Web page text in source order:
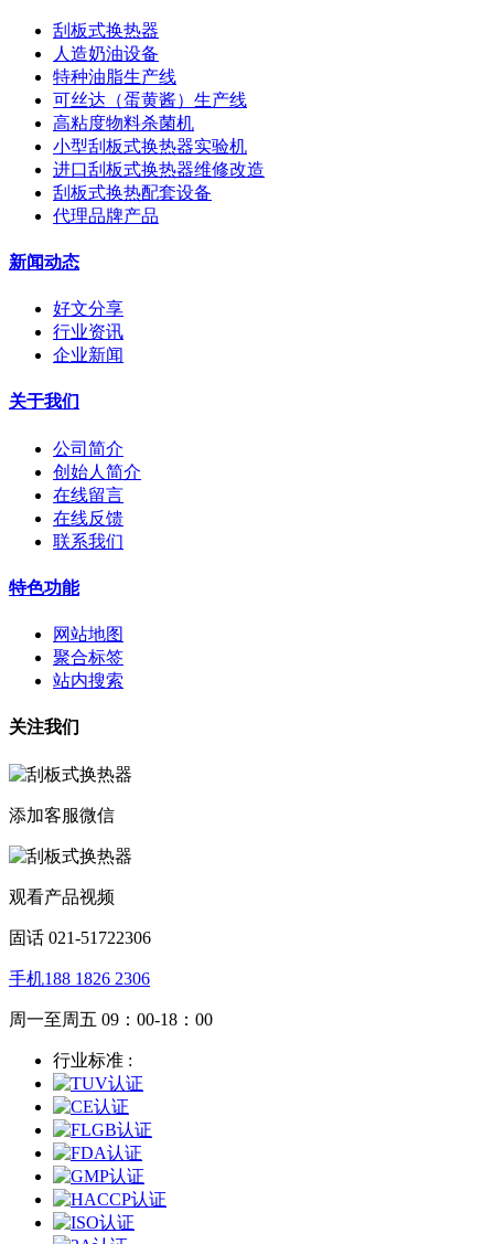
刮板式换热器
人造奶油设备
特种油脂生产线
可丝达（蛋黄酱）生产线
高粘度物料杀菌机
小型刮板式换热器实验机
进口刮板式换热器维修改造
刮板式换热配套设备
代理品牌产品
新闻动态
好文分享
行业资讯
企业新闻
关于我们
公司简介
创始人简介
在线留言
在线反馈
联系我们
特色功能
网站地图
聚合标签
站内搜索
关注我们
添加客服微信
观看产品视频
固话 021-51722306
手机188 1826 2306
周一至周五 09：00-18：00
行业标准 :